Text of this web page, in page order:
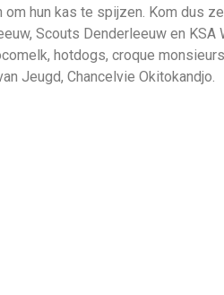
hun kas te spijzen. Kom dus
Scouts Denderleeuw en
hotdogs, croque
Jeugd, Chancelvie Okitokandjo.